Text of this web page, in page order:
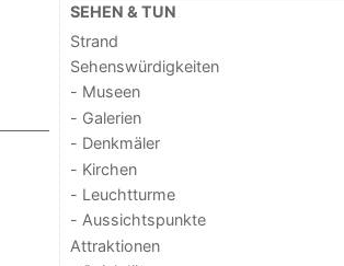
SEHEN & TUN
Strand
Sehenswürdigkeiten
- Museen
- Galerien
- Denkmäler
- Kirchen
- Leuchtturme
- Aussichtspunkte
Attraktionen